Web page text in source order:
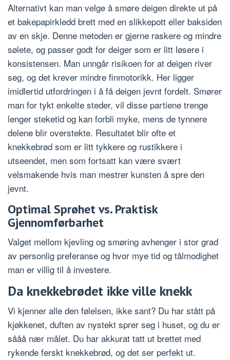
Alternativt kan man velge å smøre deigen direkte ut på
et bakepapirkledd brett med en slikkepott eller baksiden
av en skje. Denne metoden er gjerne raskere og mindre
sølete, og passer godt for deiger som er litt løsere i
konsistensen. Man unngår risikoen for at deigen river
seg, og det krever mindre finmotorikk. Her ligger
imidlertid utfordringen i å få deigen jevnt fordelt. Smører
man for tykt enkelte steder, vil disse partiene trenge
lenger steketid og kan forbli myke, mens de tynnere
delene blir overstekte. Resultatet blir ofte et
knekkebrød som er litt tykkere og rustikkere i
utseendet, men som fortsatt kan være svært
velsmakende hvis man mestrer kunsten å spre den
jevnt.
Optimal Sprøhet vs. Praktisk
Gjennomførbarhet
Valget mellom kjevling og smøring avhenger i stor grad
av personlig preferanse og hvor mye tid og tålmodighet
man er villig til å investere.
Da knekkebrødet ikke ville knekk
Vi kjenner alle den følelsen, ikke sant? Du har stått på
kjøkkenet, duften av nystekt sprer seg i huset, og du er
sååå nær målet. Du har akkurat tatt ut brettet med
rykende ferskt knekkebrød, og det ser perfekt ut.